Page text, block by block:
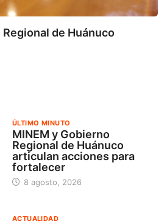
de Huánuco
ÚLTIMO MINUTO
MINEM y Gobierno
Regional de Huánuco
articulan acciones para
fortalecer
8 agosto, 2026
ACTUALIDAD